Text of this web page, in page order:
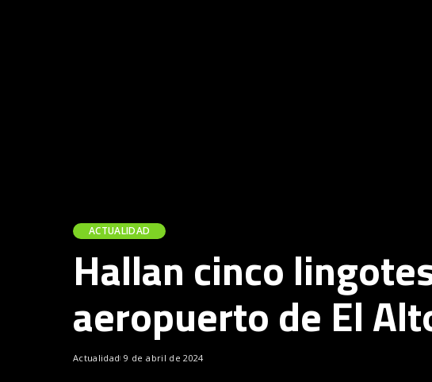
ACTUALIDAD
Hallan cinco
aeropuerto de El
Actualidad 9 de abril de 2024